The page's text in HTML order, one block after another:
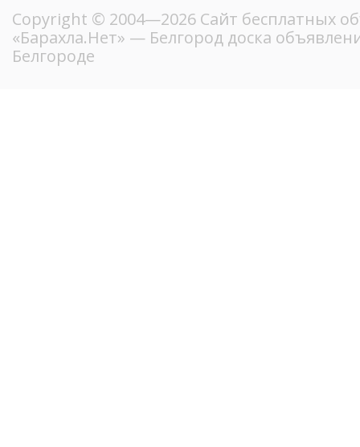
Copyright © 2004—2026 Сайт бесплатных
«Барахла.Нет» — Белгород доска
Белгороде